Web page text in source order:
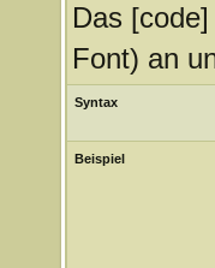
Das
Font) an
Syntax
Beispiel